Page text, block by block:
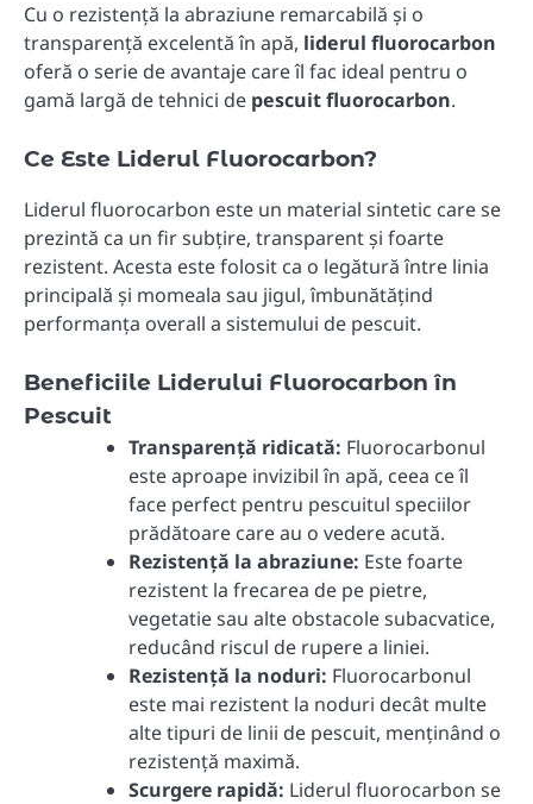
Cu o rezistență la abraziune remarcabilă și o
transparență excelentă în apă, liderul fluorocarbon
oferă o serie de avantaje care îl fac ideal pentru o
gamă largă de tehnici de pescuit fluorocarbon.
Ce Este Liderul Fluorocarbon?
Liderul fluorocarbon este un material sintetic care se
prezintă ca un fir subțire, transparent și foarte
rezistent. Acesta este folosit ca o legătură între linia
principală și momeala sau jigul, îmbunătățind
performanța overall a sistemului de pescuit.
Beneficiile Liderului Fluorocarbon în
Pescuit
Transparență ridicată: Fluorocarbonul
este aproape invizibil în apă, ceea ce îl
face perfect pentru pescuitul speciilor
prădătoare care au o vedere acută.
Rezistență la abraziune: Este foarte
rezistent la frecarea de pe pietre,
vegetatie sau alte obstacole subacvatice,
reducând riscul de rupere a liniei.
Rezistență la noduri: Fluorocarbonul
este mai rezistent la noduri decât multe
alte tipuri de linii de pescuit, menținând o
rezistență maximă.
Scurgere rapidă: Liderul fluorocarbon se